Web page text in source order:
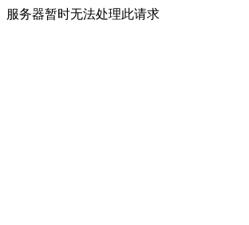
服务器暂时无法处理此请求